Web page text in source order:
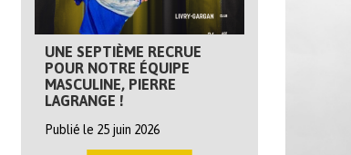
UNE SEPTIÈME RECRUE
POUR NOTRE ÉQUIPE
MASCULINE, PIERRE
LAGRANGE !
Publié le 25 juin 2026